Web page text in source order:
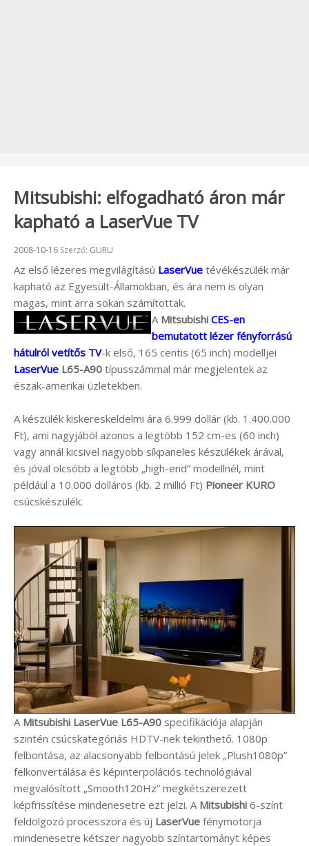
Mitsubishi: elfogadható áron már
kapható a LaserVue TV
Beküldve:
2008-10-16 Szerző: GURU
Az első lézeres megvilágítású LaserVue tévékészülék már
kapható az Egyesült-Államokban, és ára nem is olyan
magas, mint arra sokan számítottak.
A Mitsubishi CES-en
bemutatott lézer fényforrású
hátulról vetítős TV-k első, 165 centis (65 inch) modelljei
LaserVue L65-A90 típusszámmal már megjelentek az
észak-amerikai üzletekben.
A készülék kiskereskeldelmi ára 6.999 dollár (kb. 1.400.000
Ft), ami nagyjából azonos a legtöbb 152 cm-es (60 inch)
vagy annál kicsivel nagyobb síkpaneles készülékek árával,
és jóval olcsóbb a legtöbb „high-end” modellnél, mint
például a 10.000 dolláros (kb. 2 millió Ft) Pioneer KURO
csúcskészülék.
A Mitsubishi LaserVue L65-A90 specifikációja alapján
szintén csúcskategóriás HDTV-nek tekinthető. 1080p
felbontása, az alacsonyabb felbontású jelek „Plush1080p”
felkonvertálása és képinterpolációs technológiával
megvalósított „Smooth120Hz” megkétszerezett
képfrissítése mindenesetre ezt jelzi. A Mitsubishi 6-színt
feldolgozó processzora és új LaserVue fénymotorja
mindenesetre kétszer nagyobb színtartományt képes